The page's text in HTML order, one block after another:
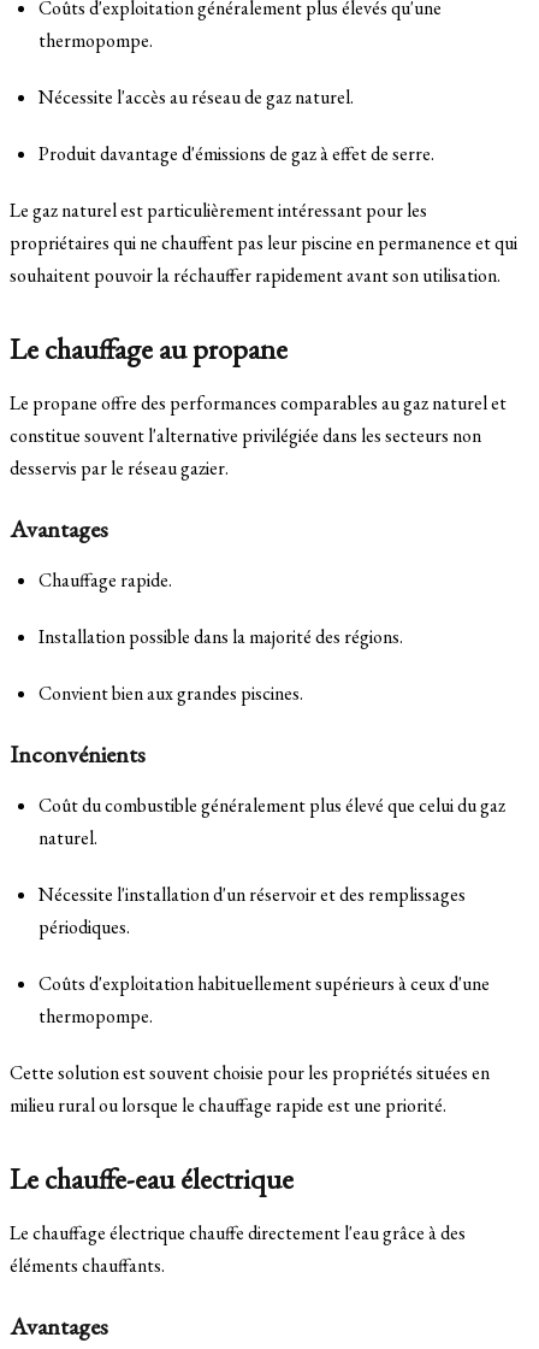
Coûts d'exploitation généralement plus élevés qu'une
thermopompe.
Nécessite l'accès au réseau de gaz naturel.
Produit davantage d'émissions de gaz à effet de serre.
Le gaz naturel est particulièrement intéressant pour les
propriétaires qui ne chauffent pas leur piscine en permanence et qui
souhaitent pouvoir la réchauffer rapidement avant son utilisation.
Le chauffage au propane
Le propane offre des performances comparables au gaz naturel et
constitue souvent l'alternative privilégiée dans les secteurs non
desservis par le réseau gazier.
Avantages
Chauffage rapide.
Installation possible dans la majorité des régions.
Convient bien aux grandes piscines.
Inconvénients
Coût du combustible généralement plus élevé que celui du gaz
naturel.
Nécessite l'installation d'un réservoir et des remplissages
périodiques.
Coûts d'exploitation habituellement supérieurs à ceux d'une
thermopompe.
Cette solution est souvent choisie pour les propriétés situées en
milieu rural ou lorsque le chauffage rapide est une priorité.
Le chauffe-eau électrique
Le chauffage électrique chauffe directement l'eau grâce à des
éléments chauffants.
Avantages